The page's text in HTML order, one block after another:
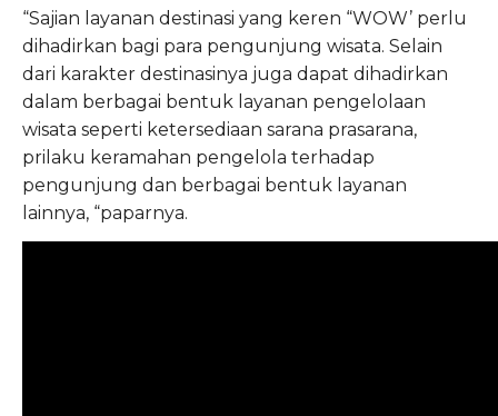
“Sajian layanan destinasi yang keren “WOW’ perlu
dihadirkan bagi para pengunjung wisata. Selain
dari karakter destinasinya juga dapat dihadirkan
dalam berbagai bentuk layanan pengelolaan
wisata seperti ketersediaan sarana prasarana,
prilaku keramahan pengelola terhadap
pengunjung dan berbagai bentuk layanan
lainnya, “paparnya.